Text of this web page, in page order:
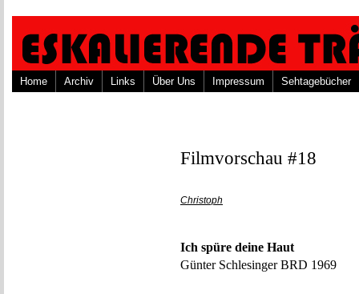
Home Archiv Links Über Uns Impressum Sehtagebücher
Filmvorschau #18
Christoph
Ich spüre deine Haut
Günter Schlesinger BRD 1969